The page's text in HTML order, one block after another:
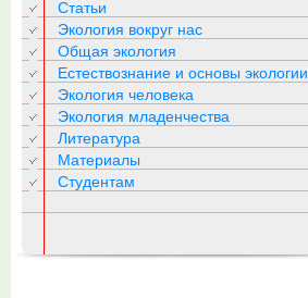
Статьи
Экология вокруг нас
Общая экология
Естествознание и основы экологии
Экология человека
Экология младенчества
Литература
Материалы
Студентам